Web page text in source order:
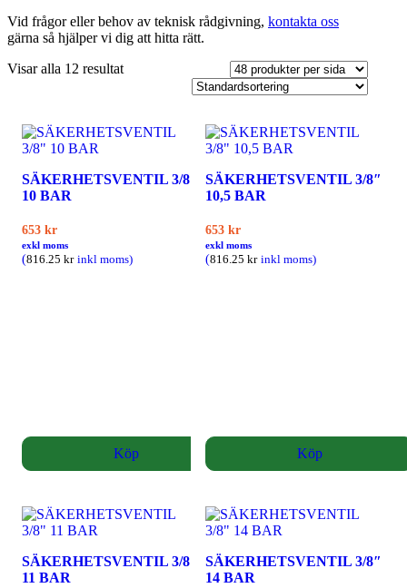
Vid frågor eller behov av teknisk rådgivning, kontakta oss
gärna så hjälper vi dig att hitta rätt.
Visar alla 12 resultat
SÄKERHETSVENTIL 3/8″
10 BAR
653 kr
exkl moms
(816.25 kr inkl moms)
Köp
SÄKERHETSVENTIL 3/8″
10,5 BAR
653kr
exkl moms
(816.25kr inkl moms)
Köp
SÄKERHETSVENTIL 3/8″
11 BAR
SÄKERHETSVENTIL 3/8″
14 BAR